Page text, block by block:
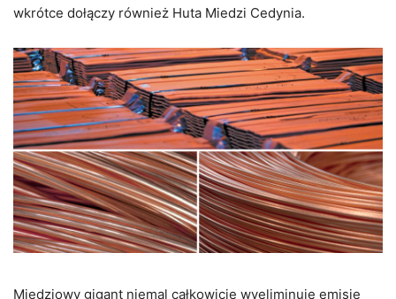
wkrótce dołączy również Huta Miedzi Cedynia.
Miedziowy gigant niemal całkowicie wyeliminuje emisje